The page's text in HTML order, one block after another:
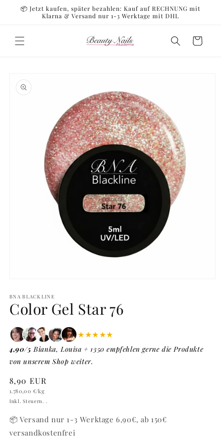
zum
📦 Jetzt kaufen, später bezahlen: Kauf auf RECHNUNG mit
Klarna & Versand nur 1-3 Werktage mit DHL
Warenkorb
in
Modal
öffnen
BNA BLACKLINE
Color Gel Star 76
★★★★★
4,90/5 Bianka, Louisa + 1350 empfehlen gerne die Produkte
von unserem Shop weiter.
Normaler
Preis
8,90 EUR
Grundpreis
1.780,00 €/kg
Inkl. Steuern. .
📦 Versand nur 1-3 Werktage 6,90€, ab 150€
versandkostenfrei